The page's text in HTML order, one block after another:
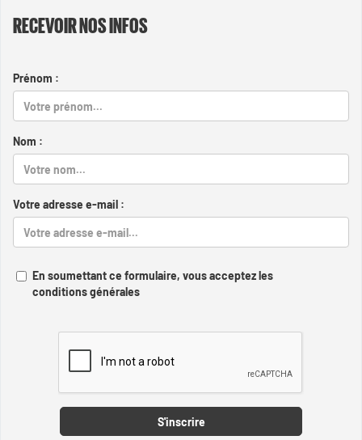
RECEVOIR NOS INFOS
Prénom :
Nom :
Votre adresse e-mail :
En soumettant ce formulaire, vous acceptez les
conditions générales
S'inscrire